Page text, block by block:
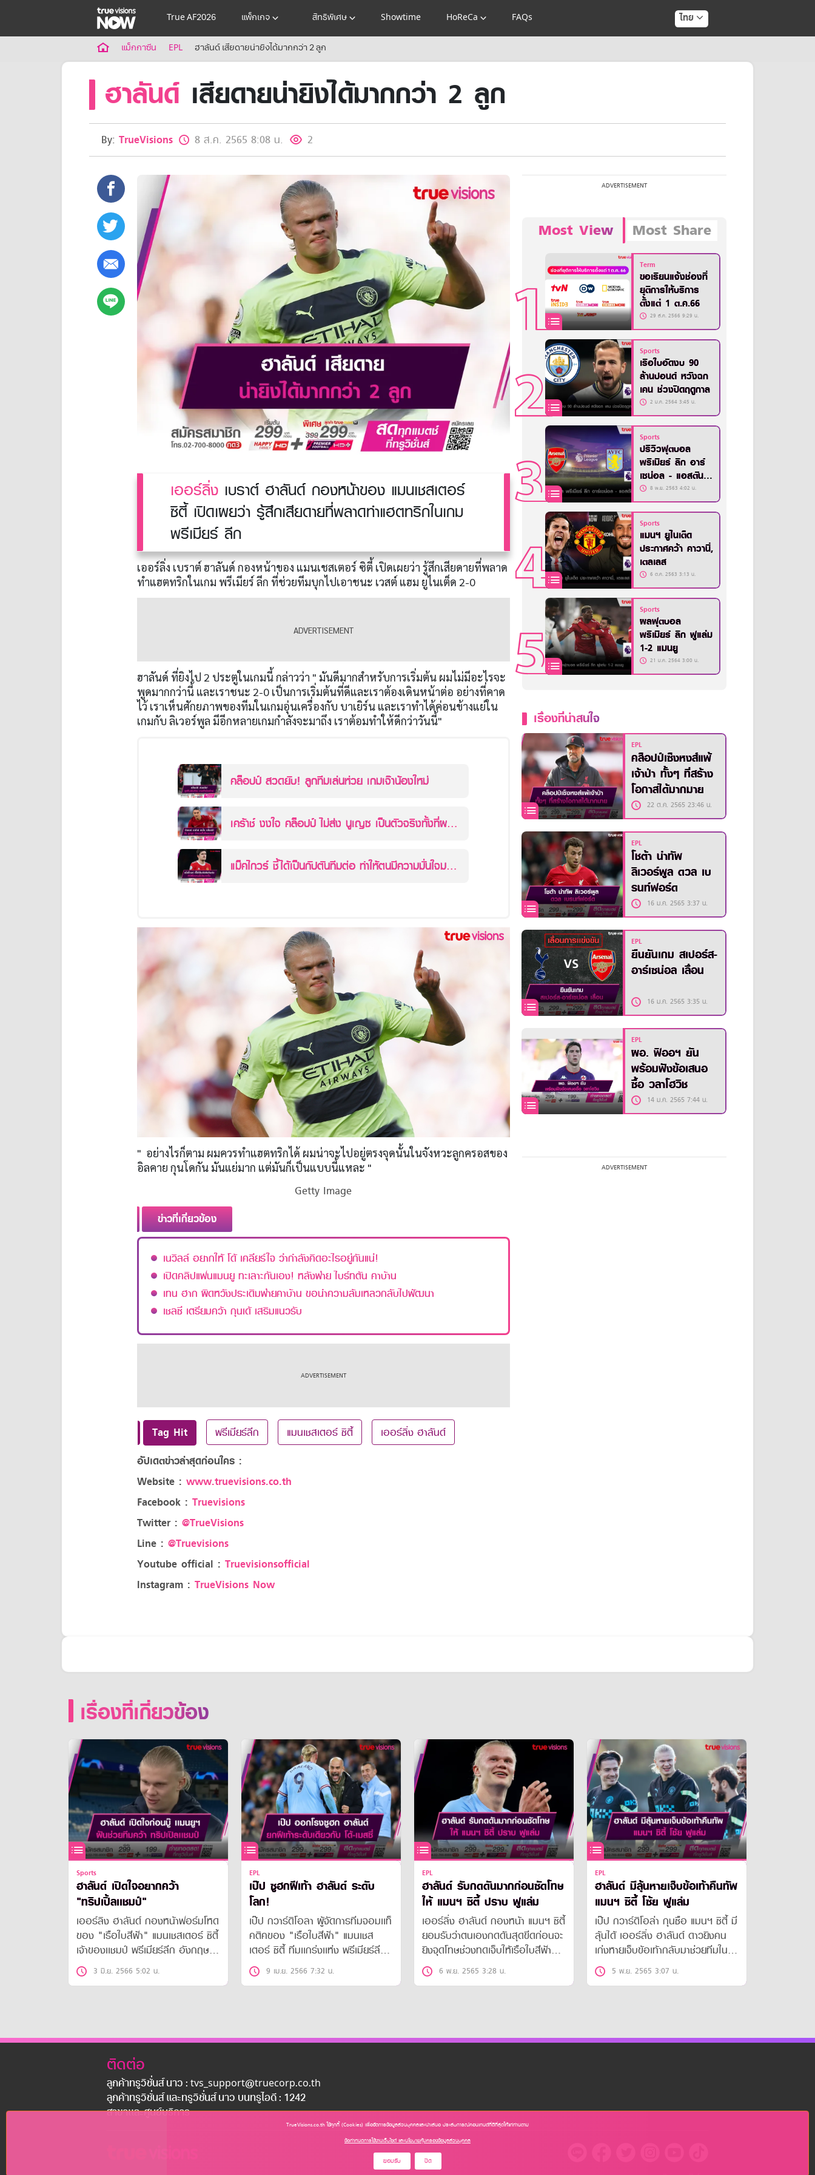
True AF2026 แพ็กเกจ สิทธิพิเศษ Showtime HoReCa FAQs ไทย
True AF2026
แพ็กเกจ
NOW FOOTBALL
NOW SPORTS
NOW MAX
NOW Muay Thai
สิทธิพิเศษลูกค้าทรูวิชั่นส์
แพ็กเกจสำหรับผู้ประกอบการ
หาร้านร่วมรายการ
แม็กกาซีน EPL ฮาลันด์ เสียดายน่ายิงได้มากกว่า 2 ลูก
ฮาลันด์ เสียดายน่ายิงได้มากกว่า 2 ลูก
By: TrueVisions 8 ส.ค. 2565 8:08 น. 2
เออร์ลิ่งเบราต์ ฮาลันด์ กองหน้าของ แมนเชสเตอร์
ซิตี้ เปิดเผยว่า รู้สึกเสียดายที่พลาดทำแฮตทริกในเกม
พรีเมียร์ ลีก
เออร์ลิ่ง เบราต์ ฮาลันด์ กองหน้าของ แมนเชสเตอร์ ซิตี้ เปิดเผยว่า รู้สึกเสียดายที่พลาด
ทำแฮตทริกในเกม พรีเมียร์ ลีก ที่ช่วยทีมบุกไปเอาชนะ เวสต์ แฮม ยูไนเต็ด 2-0
ฮาลันด์ ที่ยิงไป 2 ประตูในเกมนี้ กล่าวว่า " มันดีมากสำหรับการเริ่มต้น ผมไม่มีอะไรจะ
พูดมากกว่านี้ และเราชนะ 2-0 เป็นการเริ่มต้นที่ดีและเราต้องเดินหน้าต่อ อย่างที่คาด
ไว้ เราเห็นศักยภาพของทีมในเกมอุ่นเครื่องกับ บาเยิร์น และเราทำได้ค่อนข้างแย่ใน
เกมกับ ลิเวอร์พูล มีอีกหลายเกมกำลังจะมาถึง เราต้อมทำให้ดีกว่าวันนี้"
คล็อปป์ สวดยับ! ลูกทีมเล่นห่วย เกมเจ๊าน้องใหม่
เคร้าช์ งงใจ คล็อปป์ ไม่ส่ง นูเญซ เป็นตัวจริงทั้งที่ผล
แม็คไกวร์ ชี้ได้เป็นกัปตันทีมต่อ ทำให้ตนมีความมั่นใจมาก
" อย่างไรก็ตาม ผมควรทำแฮตทริกได้ ผมน่าจะไปอยู่ตรงจุดนั้นในจังหวะลูกครอสของ
อิลคาย กุนโดกัน มันแย่มาก แต่มันก็เป็นแบบนี้แหละ "
Getty Image
ข่าวที่เกี่ยวข้อง
เนวิลล์ อยากให้ โด้ เคลียร์ใจ ว่ากำลังคิดอะไรอยู่กันแน่!
เปิดคลิปแฟนแมนยู ทะเลาะกันเอง! หลังพ่าย ไบร์ทตัน คาบ้าน
เทน ฮาก ผิดหวังประเดิมพ่ายคาบ้าน ขอนำความล้มเหลวกลับไปพัฒนา
เชลซี เตรียมคว้า กุนเด้ เสริมแนวรับ
Tag Hit พรีเมียร์ลีก แมนเชสเตอร์ ซิตี้ เออร์ลิ่ง ฮาลันด์
อัปเดตข่าวล่าสุดก่อนใคร :
Website : www.truevisions.co.th
Facebook : Truevisions
Twitter : @TrueVisions
Line : @Truevisions
Youtube official : Truevisionsofficial
Instagram : TrueVisions Now
Most View Most Share
Term
ขอเรียนแจ้งช่องที่
ยุติการให้บริการ
ตั้งแต่ 1 ต.ค.66
29 ส.ค. 2566 9:29 น.
Sports
เรือใบอัดงบ 90
ล้านปอนด์ หวังฉก
เคน ช่วงปิดฤดูกาล
2 ม.ค. 2564 3:45 น.
Sports
ปรีวิวฟุตบอล
พรีเมียร์ ลีก อาร์
เซน่อล - แอสตัน
วิลล่า8 พ.ย. 2563 4:02 น.
Sports
แมนฯ ยูไนเต็ด
ประกาศคว้า คาวานี่,
เตลเลส
6 ต.ค. 2563 3:13 น.
Sports
ผลฟุตบอล
พรีเมียร์ ลีก ฟูแล่ม
1-2 แมนยู
21 ม.ค. 2564 3:00 น.
เรื่องที่น่าสนใจ
EPL
คล็อปป์เซ็งหงส์แพ้
เจ้าป่า ทั้งๆ ที่สร้าง
โอกาสได้มากมาย
22 ต.ค. 2565 23:46 น.
EPL
โชต้า นำทัพ
ลิเวอร์พูล ดวล เบ
รนท์ฟอร์ด
16 ม.ค. 2565 3:37 น.
EPL
ยืนยันเกม สเปอร์ส-
อาร์เซน่อล เลื่อน
16 ม.ค. 2565 3:35 น.
EPL
ผอ. ฟิออฯ ยัน
พร้อมฟังข้อเสนอ
ซื้อ วลาโฮวิช
14 ม.ค. 2565 7:44 น.
เรื่องที่เกี่ยวข้อง
Sports
ฮาลันด์ เปิดใจอยากคว้า
"ทริปเปิ้ลเเชมป์"
เออร์ลิง ฮาลันด์ กองหน้าฟอร์มโหด
ของ "เรือใบสีฟ้า" แมนเชสเตอร์ ซิตี้
เจ้าของเเชมป์ พรีเมียร์ลีก อังกฤษ
เปิดเผยว่า ตนเอง แอบฝันที่จะคว้า
"ทริปเปิ้ลแชมป์" ตั้งเเต่ฤดูกาลเเรกที่
เลิศ "เอฟเอ คัพ 2023" คืนวันนี้(3
3 มิ.ย. 2566 5:02 น.
EPL
เป๊ป ซูฮกฝีเท้า ฮาลันด์ ระดับ
โลก!
เป๊ป กวาร์ดิโอลา ผู้จัดการทีมจอมเเท็
คติคของ "เรือใบสีฟ้า" แมนเชส
เตอร์ ซิตี้ ทีมเเกร่งเเห่ง พรีเมียร์ลีก
อังกฤษ ออกโรงยกย่อง เออร์ลิง
ฮาลันด์ หัวหอกตัวเก่งชาวนอร์เวย์
9 เม.ย. 2566 7:32 น.
EPL
ฮาลันด์ รับกดดันมากก่อนซัดโทษ
ให้ แมนฯ ซิตี้ ปราบ ฟูแล่ม
เออร์ลิ่ง ฮาลันด์ กองหน้า แมนฯ ซิตี้
ยอมรับว่าตนเองกดดันสุดขีดก่อนจะ
ยิงจุดโทษช่วงทดเจ็บให้เรือใบสีฟ้า
ปราบ ฟูแล่ม 2-1
6 พ.ย. 2565 3:28 น.
EPL
ฮาลันด์ มีลุ้นหายเจ็บข้อเท้าคืนทัพ
แมนฯ ซิตี้ โซ้ย ฟูแล่ม
เป๊ป กวาร์ดิโอล่า กุนซือ แมนฯ ซิตี้ มี
ลุ้นได้ เออร์ลิ่ง ฮาลันด์ ดาวยิงคน
เก่งหายเจ็บข้อเท้ากลับมาช่วยทีมใน
เกมพบ ฟูแล่ม
5 พ.ย. 2565 3:07 น.
ติดต่อ
ลูกค้าทรูวิชั่นส์ นาว : tvs_support@truecorp.co.th
ลูกค้าทรูวิชั่นส์ และทรูวิชั่นส์ นาว บนทรูไอดี : 1242
สาขาเเละศูนย์บริการ
TrueVisions.co.th ใช้คุกกี้ (Cookies) เพื่อจัดการข้อมูลส่วนบุคคลและนำเสนอ ประสบการณ์คอนเทนต์ที่ดีที่สุดให้แก่ท่านตาม
ข้อกำหนดการใช้งานเว็บไซต์ และนโยบายคุ้มครองข้อมูลส่วนบุคคล
ยอมรับ ปิด